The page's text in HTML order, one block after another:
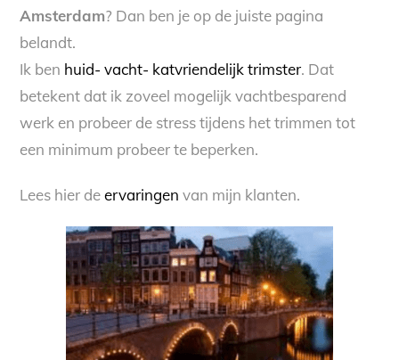
Amsterdam? Dan ben je op de juiste pagina
belandt.
Ik ben huid- vacht- katvriendelijk trimster. Dat
betekent dat ik zoveel mogelijk vachtbesparend
werk en probeer de stress tijdens het trimmen tot
een minimum probeer te beperken.
Lees hier deervaringen van mijn klanten.